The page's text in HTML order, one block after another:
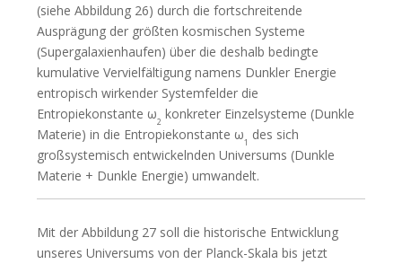
(siehe Abbildung 26) durch die fortschreitende
Ausprägung der größten kosmischen Systeme
(Supergalaxienhaufen) über die deshalb bedingte
kumulative Vervielfältigung namens Dunkler Energie
entropisch wirkender Systemfelder die
Entropiekonstante ω2 konkreter Einzelsysteme (Dunkle
Materie) in die Entropiekonstante ω1 des sich
großsystemisch entwickelnden Universums (Dunkle
Materie + Dunkle Energie) umwandelt.
Mit der Abbildung 27 soll die historische Entwicklung
unseres Universums von der Planck-Skala bis jetzt